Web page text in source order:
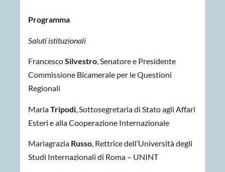
Programma
Saluti istituzionali
FrancescoSilvestro, Senatore e Presidente
Commissione Bicamerale per le Questioni
Regionali
MariaTripodi , Sottosegretaria di Stato agli Affari
Esteri e alla Cooperazione Internazionale
Mariagrazia Russo, Rettrice dell’Università degli
Studi Internazionali di Roma – UNINT